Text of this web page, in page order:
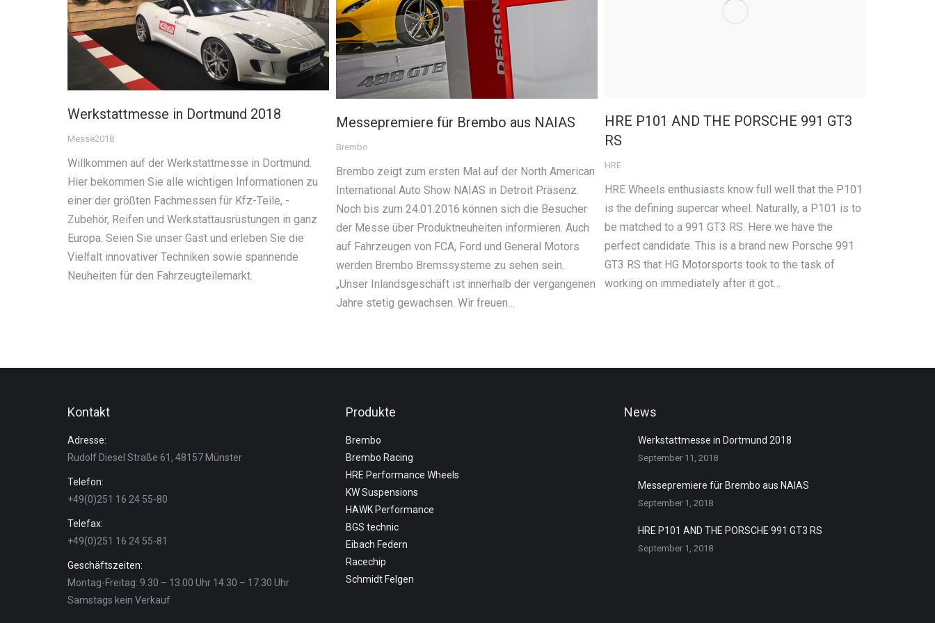
Werkstattmesse in Dortmund 2018
Messe2018
Willkommen auf der Werkstattmesse in Dortmund.
Hier bekommen Sie alle wichtigen Informationen zu
einer der größten Fachmessen für Kfz-Teile, -
Zubehör, Reifen und Werkstattausrüstungen in ganz
Europa. Seien Sie unser Gast und erleben Sie die
Vielfalt innovativer Techniken sowie spannende
Neuheiten für den Fahrzeugteilemarkt.
Messepremiere für Brembo aus NAIAS
Brembo
Brembo zeigt zum ersten Mal auf der North American
International Auto Show NAIAS in Detroit Präsenz.
Noch bis zum 24.01.2016 können sich die Besucher
der Messe über Produktneuheiten informieren. Auch
auf Fahrzeugen von FCA, Ford und General Motors
werden Brembo Bremssysteme zu sehen sein.
„Unser Inlandsgeschäft ist innerhalb der vergangenen
Jahre stetig gewachsen. Wir freuen…
HRE P101 AND THE PORSCHE 991 GT3
RS
HRE
HRE Wheels enthusiasts know full well that the P101
is the defining supercar wheel. Naturally, a P101 is to
be matched to a 991 GT3 RS. Here we have the
perfect candidate. This is a brand new Porsche 991
GT3 RS that HG Motorsports took to the task of
working on immediately after it got…
Kontakt
Adresse:
Rudolf Diesel Straße 61, 48157 Münster
Telefon:
+49(0)251 16 24 55-80
Telefax:
+49(0)251 16 24 55-81
Geschäftszeiten:
Montag-Freitag: 9.30 – 13.00 Uhr 14.30 – 17.30 Uhr
Samstags kein Verkauf
Produkte
Brembo
Brembo Racing
HRE Performance Wheels
KW Suspensions
HAWK Performance
BGS technic
Eibach Federn
Racechip
Schmidt Felgen
News
Werkstattmesse in Dortmund 2018
September 11, 2018
Messepremiere für Brembo aus NAIAS
September 1, 2018
HRE P101 AND THE PORSCHE 991 GT3 RS
September 1, 2018